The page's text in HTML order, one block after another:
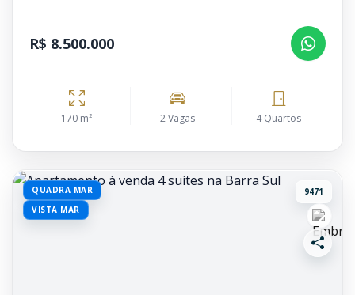
R$ 8.500.000
170 m² 2 Vagas 4 Quartos
QUADRA MAR
VISTA MAR
9471